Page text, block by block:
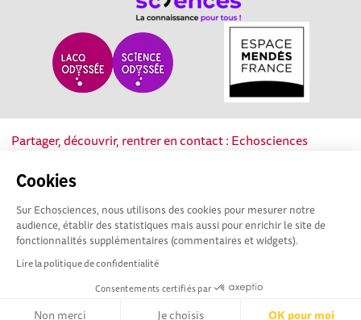
Cookies
Sur Echosciences, nous utilisons des cookies pour mesurer notre
audience, établir des statistiques mais aussi pour enrichir le site de
fonctionnalités supplémentaires (commentaires et widgets).
Lire la politique de confidentialité
Consentements certifiés par
Non merci Je choisis OK pour moi
Partager, découvrir, rentrer en contact : Echosciences
culture scientifique, technique et industrielle de la région.
Mentions légales|Politique de confidentialité|CGU
|Ligne éditoriale